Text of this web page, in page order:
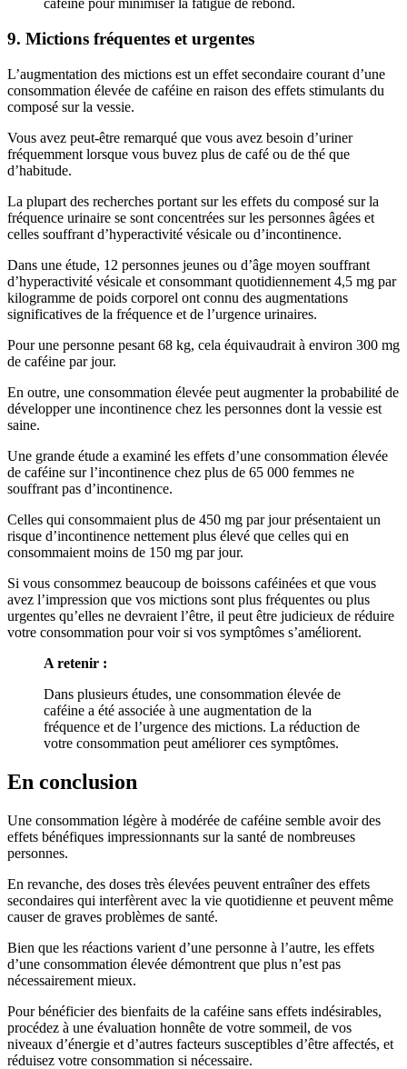
caféine pour minimiser la fatigue de rebond.
9. Mictions fréquentes et urgentes
L’augmentation des mictions est un effet secondaire courant d’une
consommation élevée de caféine en raison des effets stimulants du
composé sur la vessie.
Vous avez peut-être remarqué que vous avez besoin d’uriner
fréquemment lorsque vous buvez plus de café ou de thé que
d’habitude.
La plupart des recherches portant sur les effets du composé sur la
fréquence urinaire se sont concentrées sur les personnes âgées et
celles souffrant d’hyperactivité vésicale ou d’incontinence.
Dans une étude, 12 personnes jeunes ou d’âge moyen souffrant
d’hyperactivité vésicale et consommant quotidiennement 4,5 mg par
kilogramme de poids corporel ont connu des augmentations
significatives de la fréquence et de l’urgence urinaires.
Pour une personne pesant 68 kg, cela équivaudrait à environ 300 mg
de caféine par jour.
En outre, une consommation élevée peut augmenter la probabilité de
développer une incontinence chez les personnes dont la vessie est
saine.
Une grande étude a examiné les effets d’une consommation élevée
de caféine sur l’incontinence chez plus de 65 000 femmes ne
souffrant pas d’incontinence.
Celles qui consommaient plus de 450 mg par jour présentaient un
risque d’incontinence nettement plus élevé que celles qui en
consommaient moins de 150 mg par jour.
Si vous consommez beaucoup de boissons caféinées et que vous
avez l’impression que vos mictions sont plus fréquentes ou plus
urgentes qu’elles ne devraient l’être, il peut être judicieux de réduire
votre consommation pour voir si vos symptômes s’améliorent.
A retenir :
Dans plusieurs études, une consommation élevée de
caféine a été associée à une augmentation de la
fréquence et de l’urgence des mictions. La réduction de
votre consommation peut améliorer ces symptômes.
En conclusion
Une consommation légère à modérée de caféine semble avoir des
effets bénéfiques impressionnants sur la santé de nombreuses
personnes.
En revanche, des doses très élevées peuvent entraîner des effets
secondaires qui interfèrent avec la vie quotidienne et peuvent même
causer de graves problèmes de santé.
Bien que les réactions varient d’une personne à l’autre, les effets
d’une consommation élevée démontrent que plus n’est pas
nécessairement mieux.
Pour bénéficier des bienfaits de la caféine sans effets indésirables,
procédez à une évaluation honnête de votre sommeil, de vos
niveaux d’énergie et d’autres facteurs susceptibles d’être affectés, et
réduisez votre consommation si nécessaire.